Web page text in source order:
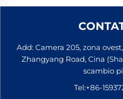
Add: Camera 205, zona
Zhangyang Road, Cina
scambio
Tel:+86-